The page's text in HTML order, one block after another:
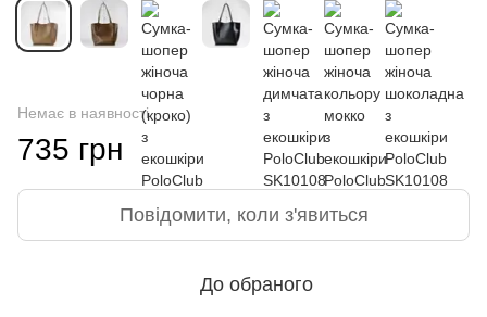
Немає в наявності
735 грн
Повідомити, коли з'явиться
До обраного